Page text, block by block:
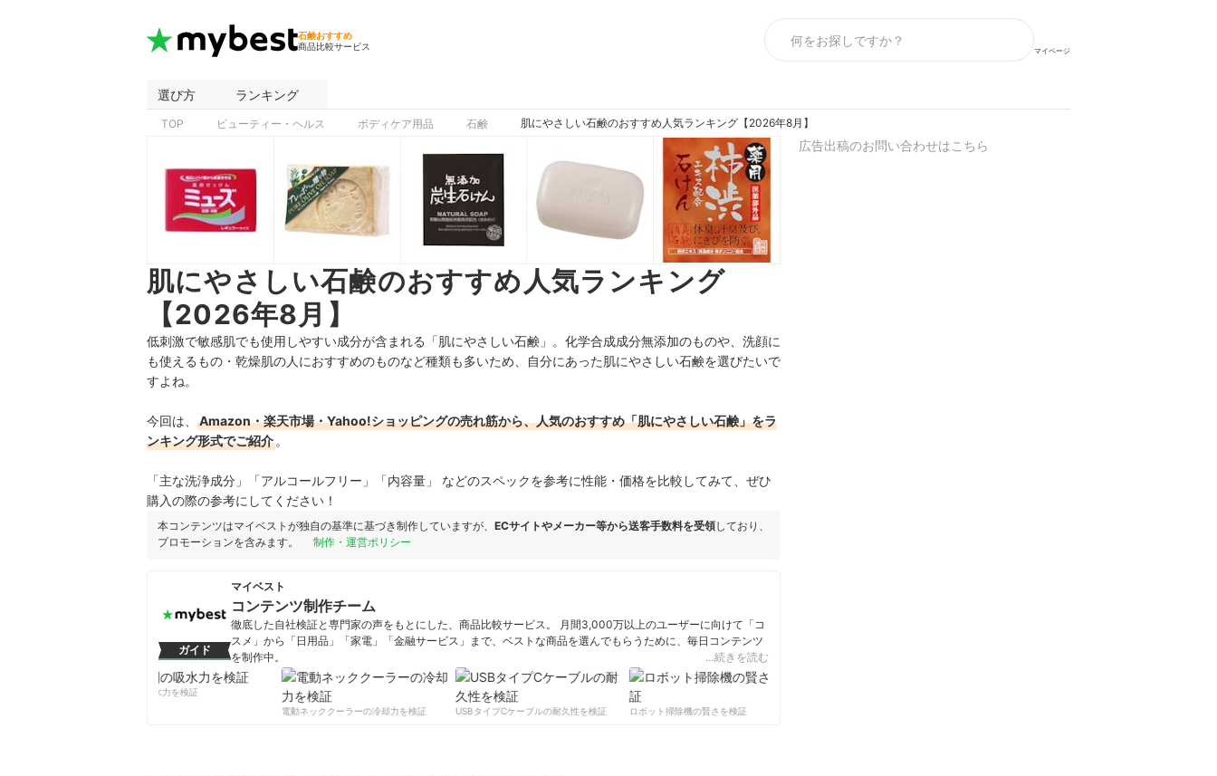
石鹸おすすめ
商品比較サービス
マイページ
選び方 ランキング
TOP ビューティー・ヘルス ボディケア用品 石鹸 肌にやさしい石鹸のおすすめ人気ランキング【2026年8月】
肌にやさしい石鹸のおすすめ人気ランキング
【2026年8月】
低刺激で敏感肌でも使用しやすい成分が含まれる「肌にやさしい石鹸」。化学合成成分無添加のものや、洗顔に
も使えるもの・乾燥肌の人におすすめのものなど種類も多いため、自分にあった肌にやさしい石鹸を選びたいで
すよね。
今回は、
Amazon・楽天市場・Yahoo!ショッピングの売れ筋から、人気のおすすめ「肌にやさしい石鹸」をラ
ンキング形式でご紹介 。
「主な洗浄成分」「アルコールフリー」「内容量」 などのスペックを参考に性能・価格を比較してみて、ぜひ
購入の際の参考にしてください！
本コンテンツはマイベストが独自の基準に基づき制作していますが、 ECサイトやメーカー等から送客手数料を受領しており、
プロモーションを含みます。
制作・運営ポリシー
ガイド
マイベスト
コンテンツ制作チーム
徹底した自社検証と専門家の声をもとにした、商品比較サービス。 月間3,000万以上のユーザーに向けて「コ
スメ」から「日用品」「家電」「金融サービス」まで、ベストな商品を選んでもらうために、毎日コンテンツ
を制作中。
コンテンツ制作チームのプロフィール
…続きを読む
柔軟剤の吸水力を検証
電動ネッククーラーの冷却力を検証
USBタイプCケーブルの耐久性を検証 ロボット掃除機の賢さを検証
広告出稿のお問い合わせはこちら